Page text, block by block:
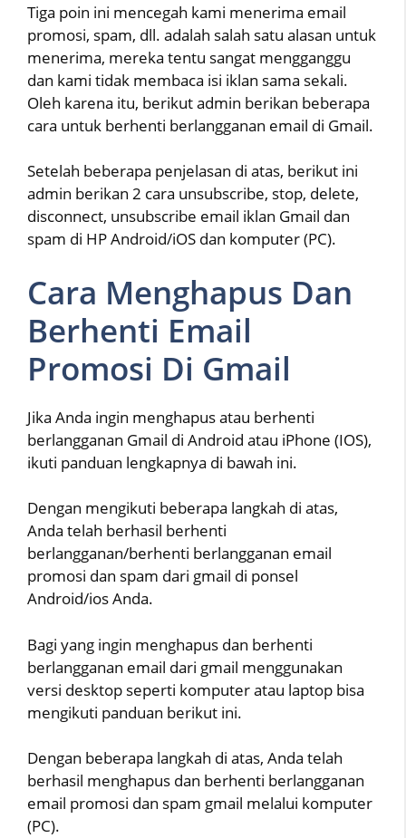
Tiga poin ini mencegah kami menerima email
promosi, spam, dll. adalah salah satu alasan untuk
menerima, mereka tentu sangat mengganggu
dan kami tidak membaca isi iklan sama sekali.
Oleh karena itu, berikut admin berikan beberapa
cara untuk berhenti berlangganan email di Gmail.
Setelah beberapa penjelasan di atas, berikut ini
admin berikan 2 cara unsubscribe, stop, delete,
disconnect, unsubscribe email iklan Gmail dan
spam di HP Android/iOS dan komputer (PC).
Cara Menghapus Dan
Berhenti Email
Promosi Di Gmail
Jika Anda ingin menghapus atau berhenti
berlangganan Gmail di Android atau iPhone (IOS),
ikuti panduan lengkapnya di bawah ini.
Dengan mengikuti beberapa langkah di atas,
Anda telah berhasil berhenti
berlangganan/berhenti berlangganan email
promosi dan spam dari gmail di ponsel
Android/ios Anda.
Bagi yang ingin menghapus dan berhenti
berlangganan email dari gmail menggunakan
versi desktop seperti komputer atau laptop bisa
mengikuti panduan berikut ini.
Dengan beberapa langkah di atas, Anda telah
berhasil menghapus dan berhenti berlangganan
email promosi dan spam gmail melalui komputer
(PC).